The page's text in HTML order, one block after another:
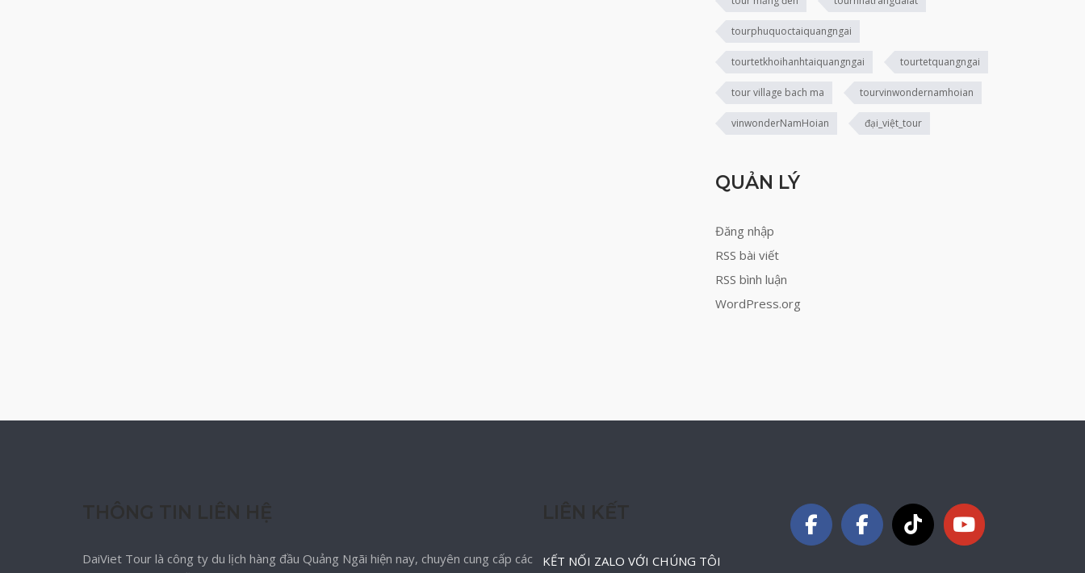
tourphuquoctaiquangngai
tourtetkhoihanhtaiquangngai tourtetquangngai
tour village bach ma tourvinwondernamhoian
vinwonderNamHoian đại_việt_tour
QUẢN LÝ
Đăng nhập
RSS bài viết
RSS bình luận
WordPress.org
DaiViet Tour là công ty du lịch hàng đầu Quảng Ngãi hiện nay, chuyên cung cấp các
KẾT NỐI ZALO VỚI CHÚNG TÔI